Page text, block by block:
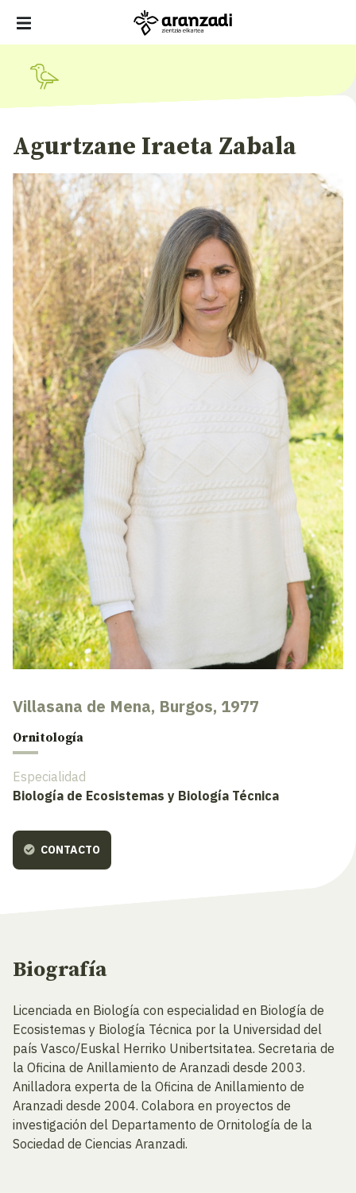
Agurtzane Iraeta Zabala
Villasana de Mena, Burgos, 1977
Ornitología
Especialidad
Biología de Ecosistemas y Biología Técnica
CONTACTO
Biografía
Licenciada en Biología con especialidad en Biología de
Ecosistemas y Biología Técnica por la Universidad del
país Vasco/Euskal Herriko Unibertsitatea. Secretaria de
la Oficina de Anillamiento de Aranzadi desde 2003.
Anilladora experta de la Oficina de Anillamiento de
Aranzadi desde 2004. Colabora en proyectos de
investigación del Departamento de Ornitología de la
Sociedad de Ciencias Aranzadi.